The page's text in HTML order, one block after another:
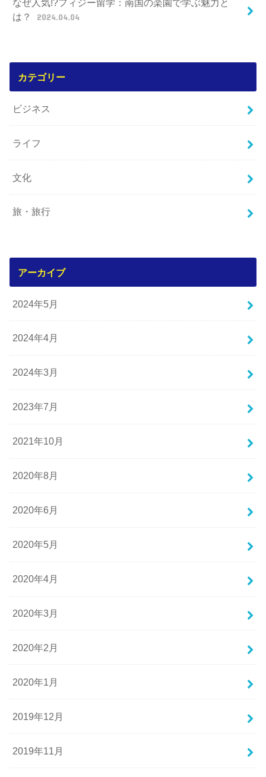
は？
2024.04.04
カテゴリー
ビジネス
ライフ
文化
旅・旅行
アーカイブ
2024年5月
2024年4月
2024年3月
2023年7月
2021年10月
2020年8月
2020年6月
2020年5月
2020年4月
2020年3月
2020年2月
2020年1月
2019年12月
2019年11月